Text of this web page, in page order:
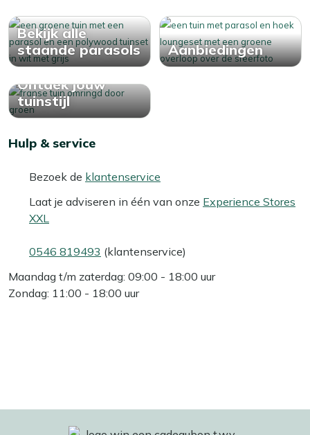
Bekijk alle
staande parasols
Aanbiedingen
Ontdek jouw
tuinstijl
Hulp & service
Bezoek de klantenservice
Laat je adviseren in één van onze Experience Stores
XXL
0546 819493 (klantenservice)
Maandag t/m zaterdag: 09:00 - 18:00 uur
Zondag: 11:00 - 18:00 uur